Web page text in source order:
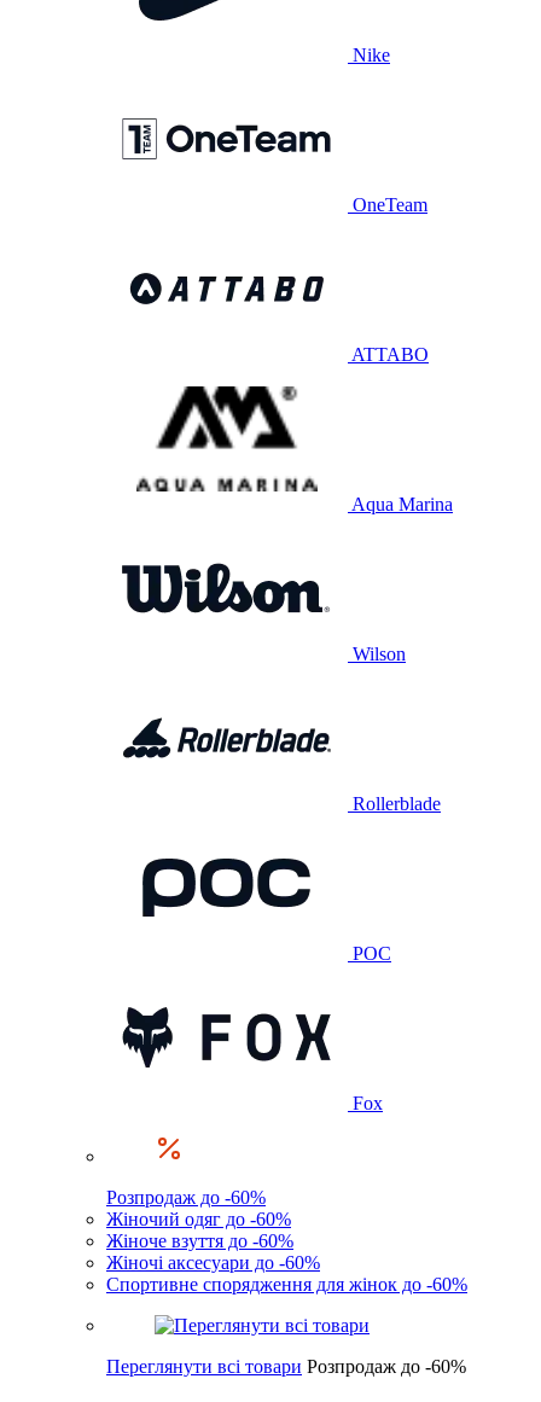
Nike
OneTeam
ATTABO
Aqua Marina
Wilson
Rollerblade
POC
Fox
Розпродаж до -60%
Жіночий одяг до -60%
Жіноче взуття до -60%
Жіночі аксесуари до -60%
Спортивне спорядження для жінок до -60%
Переглянути всі товари Розпродаж до -60%